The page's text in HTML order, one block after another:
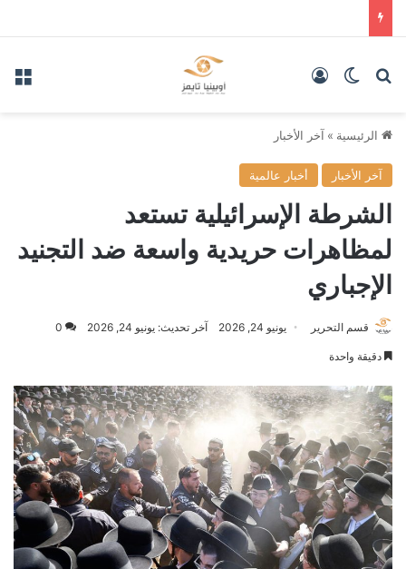
بحث عنالوضع المظلم
الرئيسية » آخر الأخبار
آخر الأخبار أخبار عالمية
الشرطة الإسرائيلية تستعد
لمظاهرات حريدية واسعة ضد التجنيد
الإجباري
قسم التحرير يونيو 24, 2026 آخر تحديث: يونيو 24, 2026 0
دقيقة واحدة